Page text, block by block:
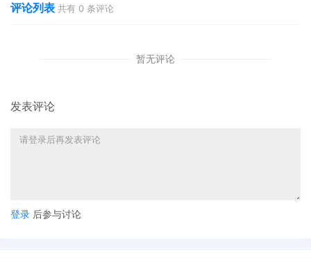
评论列表 共有 0 条评论
暂无评论
发表评论
登录 后参与讨论